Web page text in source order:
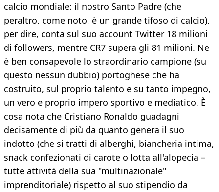
calcio mondiale: il nostro Santo Padre (che
peraltro, come noto, è un grande tifoso di calcio),
per dire, conta sul suo account Twitter 18 milioni
di followers, mentre CR7 supera gli 81 milioni. Ne
è ben consapevole lo straordinario campione (su
questo nessun dubbio) portoghese che ha
costruito, sul proprio talento e su tanto impegno,
un vero e proprio impero sportivo e mediatico. È
cosa nota che Cristiano Ronaldo guadagni
decisamente di più da quanto genera il suo
indotto (che si tratti di alberghi, biancheria intima,
snack confezionati di carote o lotta all'alopecia –
tutte attività della sua "multinazionale"
imprenditoriale) rispetto al suo stipendio da